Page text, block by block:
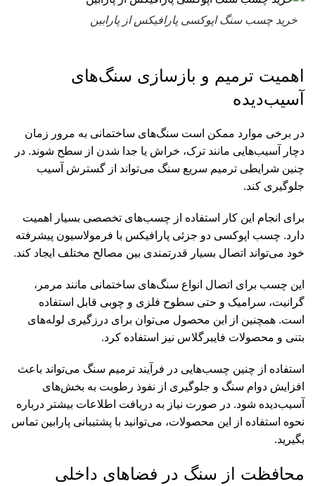
خرید چسب سنگ اپوکسی پارافیکساز پارابین
اهمیت ترمیم و بازسازی سنگ‌های
آسیب‌دیده
در برخی موارد ممکن است سنگ‌های ساختمانی به مرور زمان
دچار آسیب‌هایی مانند ترک، خراش یا جدا شدن از سطح شوند. در
چنین شرایطی ترمیم سریع سنگ می‌تواند از گسترش آسیب
جلوگیری کند.
برای انجام این کار استفاده از چسب‌های تخصصی بسیار اهمیت
دارد. چسب اپوکسی دو جزئی پارافیکس با فرمولاسیون پیشرفته
خود می‌تواند اتصال بسیار قدرتمندی بین مصالح مختلف ایجاد کند.
این چسب برای اتصال انواع سنگ‌های ساختمانی مانند مرمر،
گرانیت، سرامیک و حتی سطوح فلزی و چوبی قابل استفاده
است. همچنین از این محصول می‌توان برای درزگیری لوله‌های
بتنی و محصولات فایبرگلاس نیز استفاده کرد.
استفاده از چنین چسب‌هایی در فرآیند ترمیم سنگ می‌تواند باعث
افزایش دوام سنگ و جلوگیری از نفوذ رطوبت به بخش‌های
آسیب‌دیده شود. در صورت نیاز به دریافت اطلاعات بیشتر درباره
نحوه استفاده از این محصولات، می‌توانید با پشتیبانی پارابین تماس
بگیرید.
محافظت از سنگ در فضاهای داخلی